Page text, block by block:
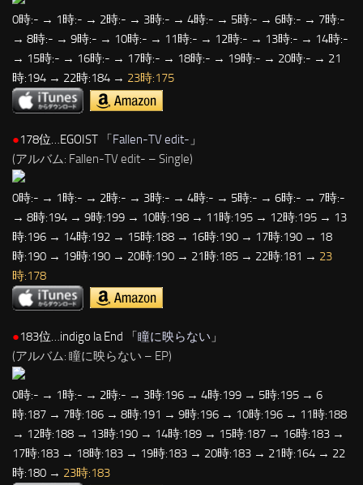
0時:- → 1時:- → 2時:- → 3時:- → 4時:- → 5時:- → 6時:- → 7時:-
→ 8時:- → 9時:- → 10時:- → 11時:- → 12時:- → 13時:- → 14時:-
→ 15時:- → 16時:- → 17時:- → 18時:- → 19時:- → 20時:- → 21
時:194 → 22時:184 → 23時:175
●178位…EGOIST 「Fallen-TV edit- 」
(アルバム: Fallen-TV edit- – Single)
0時:- → 1時:- → 2時:- → 3時:- → 4時:- → 5時:- → 6時:- → 7時:-
→ 8時:194 → 9時:199 → 10時:198 → 11時:195 → 12時:195 → 13
時:196 → 14時:192 → 15時:188 → 16時:190 → 17時:190 → 18
時:190 → 19時:190 → 20時:190 → 21時:185 → 22時:181 → 23
時:178
●183位…indigo la End 「 瞳に映らない 」
(アルバム: 瞳に映らない – EP)
0時:- → 1時:- → 2時:- → 3時:196 → 4時:199 → 5時:195 → 6
時:187 → 7時:186 → 8時:191 → 9時:196 → 10時:196 → 11時:188
→ 12時:188 → 13時:190 → 14時:189 → 15時:187 → 16時:183 →
17時:183 → 18時:183 → 19時:183 → 20時:183 → 21時:164 → 22
時:180 → 23時:183